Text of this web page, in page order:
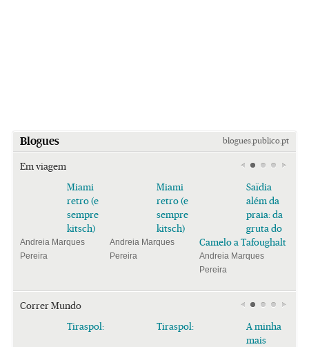
Blogues blogues.publico.pt
Em viagem
Miami
retro (e
sempre
kitsch)
Andreia Marques
Pereira
Miami
retro (e
sempre
kitsch)
Andreia Marques
Pereira
Saïdia
além da
praia: da
gruta do
Camelo a Tafoughalt
Andreia Marques
Pereira
Correr Mundo
Tiraspol:
Tiraspol:
A minha
mais